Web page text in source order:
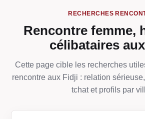
RECHERCHES
Rencontre femme,
célibataires
Cette page cible les recherches
rencontre aux Fidji : relation
tchat et profils par